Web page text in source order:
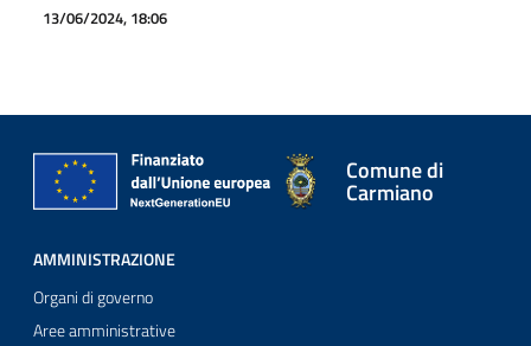
13/06/2024, 18:06
Comune di
Carmiano
AMMINISTRAZIONE
Organi di governo
Aree amministrative